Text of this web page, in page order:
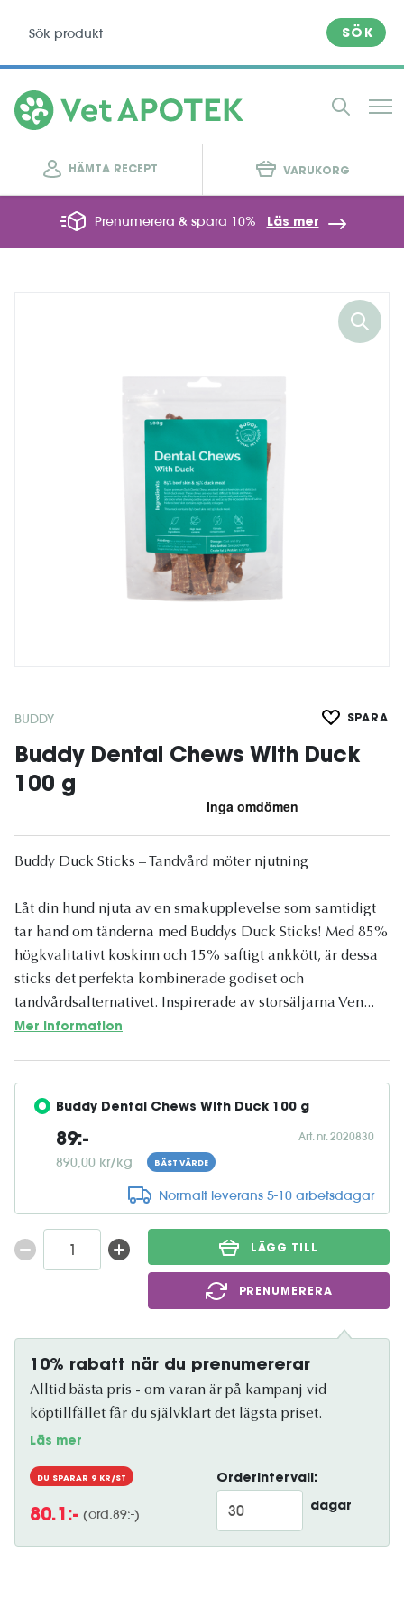
SÖK
HÄMTA RECEPT VARUKORG
Prenumerera & spara 10% Läs mer
BUDDY SPARA
Buddy Dental Chews With Duck
100 g
Buddy Duck Sticks – Tandvård möter njutning
Låt din hund njuta av en smakupplevelse som samtidigt
tar hand om tänderna med Buddys Duck Sticks! Med 85%
högkvalitativt koskinn och 15% saftigt ankkött, är dessa
sticks det perfekta kombinerade godiset och
tandvårdsalternativet. Inspirerade av storsäljarna Ven...
Mer information
Buddy Dental Chews With Duck 100 g
89:-
890,00 kr/kg BÄST VÄRDE
Art. nr. 2020830
Normalt leverans 5-10 arbetsdagar
LÄGG TILL
PRENUMERERA
10% rabatt när du prenumererar
Alltid bästa pris - om varan är på kampanj vid
köptillfället får du självklart det lägsta priset.
Läs mer
DU SPARAR 9 KR/ST
80.1 :- (ord.89:-)
Orderintervall:
dagar